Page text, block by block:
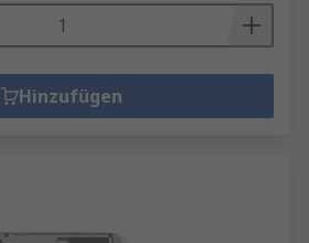
Hinzufügen